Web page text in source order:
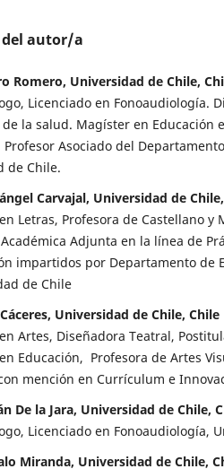
autor/a
Romero, Universidad de Chile,
Licenciado en Fonoaudiología.
la salud. Magíster en Educación
Profesor Asociado del
de Chile.
Carvajal, Universidad de
Letras, Profesora de Castellano y
Adjunta en la línea de
impartidos por Departamento de
de Chile
Universidad de Chile, Chile
Artes, Diseñadora Teatral,
Educación, Profesora de Artes
mención en Currículum e
De la Jara, Universidad de Chile,
Licenciado en Fonoaudiología,
Miranda, Universidad de Chile,